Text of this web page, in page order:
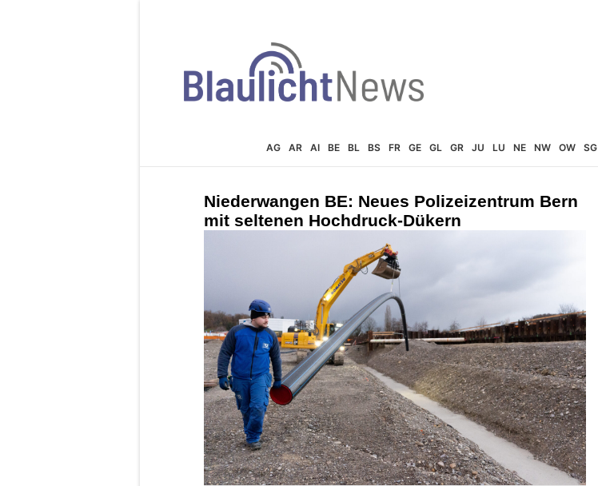
AG AR AI BE BL BS FR GE GL GR JU LU NE NW OW SG
Niederwangen BE: Neues Polizeizentrum Bern
mit seltenen Hochdruck-Dükern